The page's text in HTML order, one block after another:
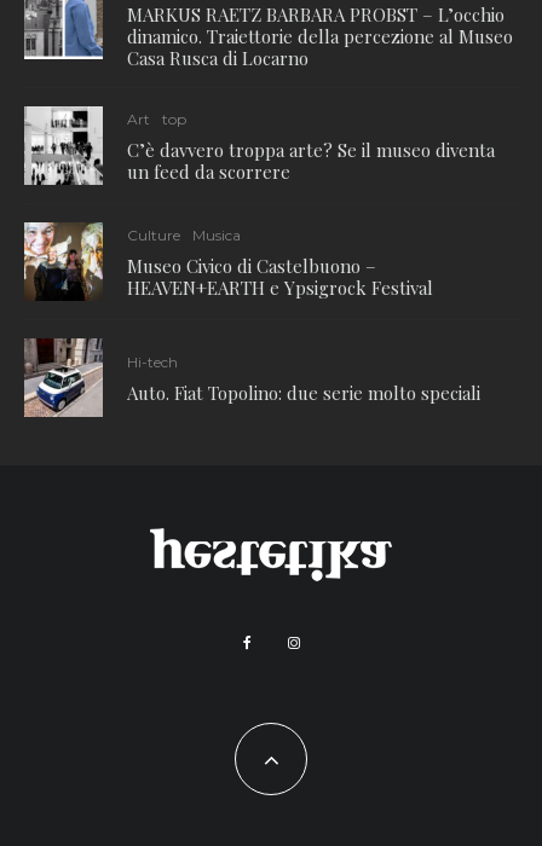
MARKUS RAETZ BARBARA PROBST – L’occhio
dinamico. Traiettorie della percezione al Museo
Casa Rusca di Locarno
Art top
C’è davvero troppa arte? Se il museo diventa
un feed da scorrere
Culture Musica
Museo Civico di Castelbuono –
HEAVEN+EARTH e Ypsigrock Festival
Hi-tech
Auto. Fiat Topolino: due serie molto speciali